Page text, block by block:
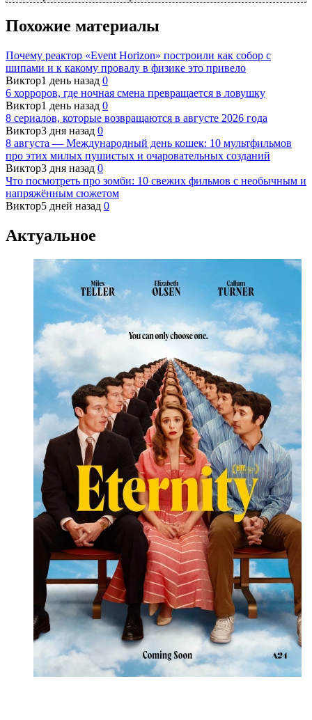
Похожие материалы
Почему реактор «Event Horizon» построили как собор с
шипами и к какому провалу в физике это привело
Виктор1 день назад 0
6 хорроров, где ночная смена превращается в ловушку
Виктор1 день назад 0
8 сериалов, которые возвращаются в августе 2026 года
Виктор3 дня назад 0
8 августа — Международный день кошек: 10 мультфильмов
про этих милых пушистых и очаровательных созданий
Виктор3 дня назад 0
Что посмотреть про зомби: 10 свежих фильмов с необычным и
напряжённым сюжетом
Виктор5 дней назад 0
Актуальное